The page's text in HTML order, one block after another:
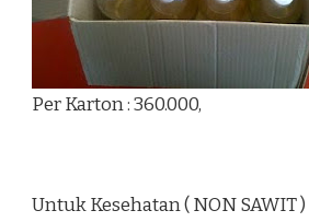
Per Karton : 360.000,
Untuk Kesehatan ( NON SAWIT )